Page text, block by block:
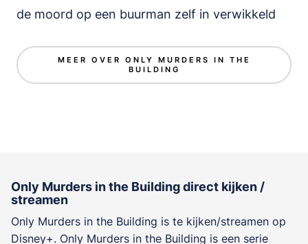
de moord op een buurman zelf in verwikkeld
MEER OVER ONLY MURDERS IN THE
BUILDING
Only Murders in the Building direct kijken /
streamen
Only Murders in the Building is te kijken/streamen op
Disney+. Only Murders in the Building is een serie